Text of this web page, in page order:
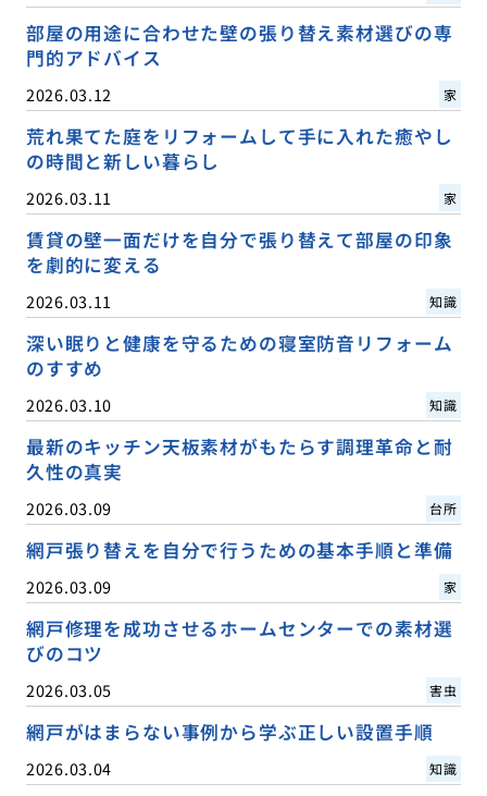
部屋の用途に合わせた壁の張り替え素材選びの専
門的アドバイス
2026.03.12 家
荒れ果てた庭をリフォームして手に入れた癒やし
の時間と新しい暮らし
2026.03.11 家
賃貸の壁一面だけを自分で張り替えて部屋の印象
を劇的に変える
2026.03.11 知識
深い眠りと健康を守るための寝室防音リフォーム
のすすめ
2026.03.10 知識
最新のキッチン天板素材がもたらす調理革命と耐
久性の真実
2026.03.09 台所
網戸張り替えを自分で行うための基本手順と準備
2026.03.09 家
網戸修理を成功させるホームセンターでの素材選
びのコツ
2026.03.05 害虫
網戸がはまらない事例から学ぶ正しい設置手順
2026.03.04 知識